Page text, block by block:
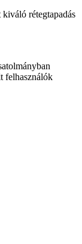
rétegtapadás
felhasználók